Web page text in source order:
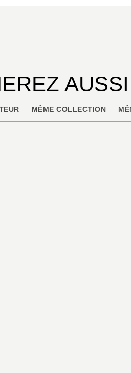
AUSSI
MÊME COLLECTION